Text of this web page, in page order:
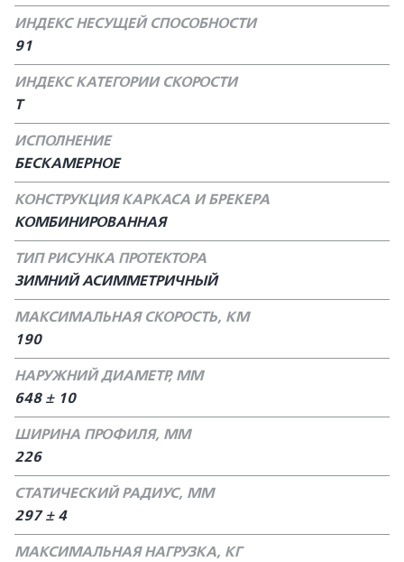
ИНДЕКС НЕСУЩЕЙ СПОСОБНОСТИ
91
ИНДЕКС КАТЕГОРИИ СКОРОСТИ
T
ИСПОЛНЕНИЕ
БЕСКАМЕРНОЕ
КОНСТРУКЦИЯ КАРКАСА И БРЕКЕРА
КОМБИНИРОВАННАЯ
ТИП РИСУНКА ПРОТЕКТОРА
ЗИМНИЙ АСИММЕТРИЧНЫЙ
МАКСИМАЛЬНАЯ СКОРОСТЬ, КМ
190
НАРУЖНИЙ ДИАМЕТР, ММ
648 ± 10
ШИРИНА ПРОФИЛЯ, ММ
226
СТАТИЧЕСКИЙ РАДИУС, ММ
297 ± 4
МАКСИМАЛЬНАЯ НАГРУЗКА, КГ